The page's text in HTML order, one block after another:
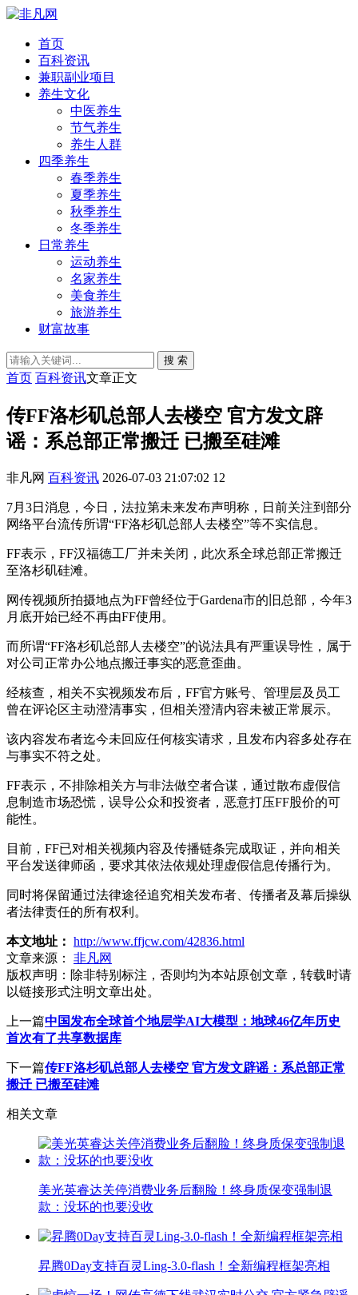
首页
百科资讯
兼职副业项目
养生文化
中医养生
节气养生
养生人群
四季养生
春季养生
夏季养生
秋季养生
冬季养生
日常养生
运动养生
名家养生
美食养生
旅游养生
财富故事
搜 索
首页 百科资讯文章正文
传FF洛杉矶总部人去楼空 官方发文辟
谣：系总部正常搬迁 已搬至硅滩
非凡网 百科资讯 2026-07-03 21:07:02 12
7月3日消息，今日，法拉第未来发布声明称，日前关注到部分
网络平台流传所谓“FF洛杉矶总部人去楼空”等不实信息。
FF表示，FF汉福德工厂并未关闭，此次系全球总部正常搬迁
至洛杉矶硅滩。
网传视频所拍摄地点为FF曾经位于Gardena市的旧总部，今年3
月底开始已经不再由FF使用。
而所谓“FF洛杉矶总部人去楼空”的说法具有严重误导性，属于
对公司正常办公地点搬迁事实的恶意歪曲。
经核查，相关不实视频发布后，FF官方账号、管理层及员工
曾在评论区主动澄清事实，但相关澄清内容未被正常展示。
该内容发布者迄今未回应任何核实请求，且发布内容多处存在
与事实不符之处。
FF表示，不排除相关方与非法做空者合谋，通过散布虚假信
息制造市场恐慌，误导公众和投资者，恶意打压FF股价的可
能性。
目前，FF已对相关视频内容及传播链条完成取证，并向相关
平台发送律师函，要求其依法依规处理虚假信息传播行为。
同时将保留通过法律途径追究相关发布者、传播者及幕后操纵
者法律责任的所有权利。
本文地址： http://www.ffjcw.com/42836.html
文章来源：
非凡网
版权声明： 除非特别标注，否则均为本站原创文章，转载时请
以链接形式注明文章出处。
上一篇中国发布全球首个地层学AI大模型：地球46亿年历史
首次有了共享数据库
下一篇传FF洛杉矶总部人去楼空 官方发文辟谣：系总部正常
搬迁 已搬至硅滩
相关文章
美光英睿达关停消费业务后翻脸！终身质保变强制退
款：没坏的也要没收
昇腾0Day支持百灵Ling-3.0-flash！全新编程框架亮相